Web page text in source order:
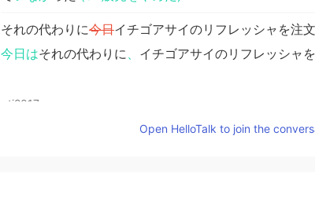
それの代わりに今日イチゴアサイのリフレッシャを注
今日はそれの代わりに イチゴアサイのリフレッシャ
gtj2017
Open HelloTalk to join the